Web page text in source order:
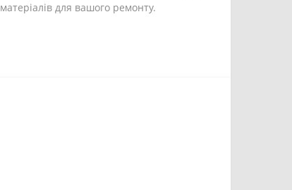
для вашого ремонту.